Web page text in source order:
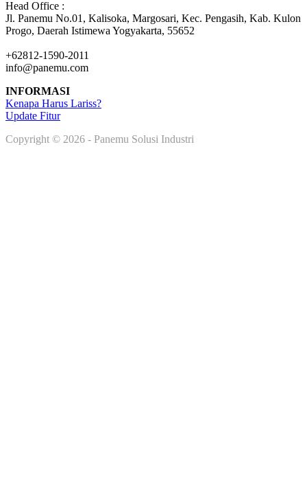
Head Office :
Jl. Panemu No.01, Kalisoka, Margosari, Kec. Pengasih, Kab. Kulon
Progo, Daerah Istimewa Yogyakarta, 55652
+62812-1590-2011
info@panemu.com
INFORMASI
Kenapa Harus Lariss?
Update Fitur
Copyright © 2026 - Panemu Solusi Industri